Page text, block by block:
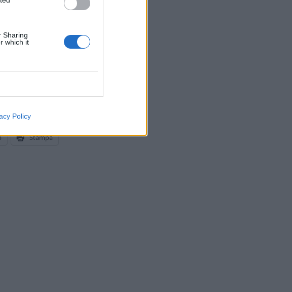
Sharing
which it
Policy
era il costo elevato
agli attaccanti di
di attacchi di
Stampa